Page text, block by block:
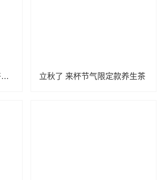
小心“秋老虎” 防晒防暑做好这几点 立秋了 来杯节气限定款养生茶